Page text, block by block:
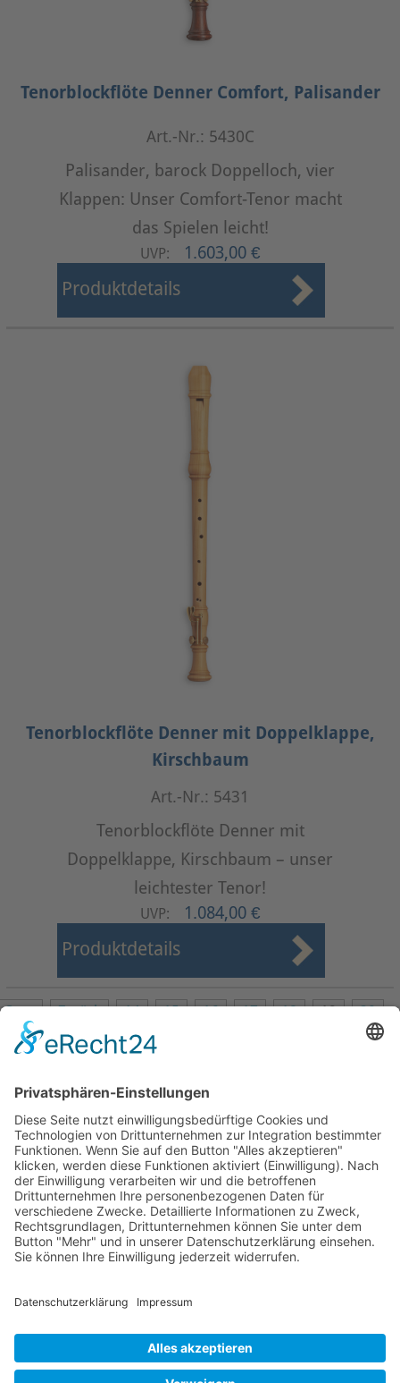
Tenorblockflöte Denner Comfort, Palisander
Art.-Nr.: 5430C
Palisander, barock Doppelloch, vier
Klappen: Unser Comfort-Tenor macht
das Spielen leicht!
UVP: 1.603,00 €
Produktdetails
Tenorblockflöte Denner mit Doppelklappe,
Kirschbaum
Art.-Nr.: 5431
Tenorblockflöte Denner mit
Doppelklappe, Kirschbaum – unser
leichtester Tenor!
UVP: 1.084,00 €
Produktdetails
Start Zurück 14 15 16 17 18 19
20
Seite 19 von 27
Mollenhauer Adresse
Downloads
Weitere Seiten
Datenschutz|Cookie-Einstellungen